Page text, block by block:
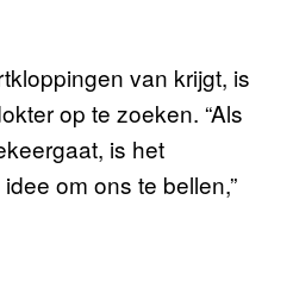
van krijgt, is
op te zoeken. “Als
is het
om ons te bellen,”